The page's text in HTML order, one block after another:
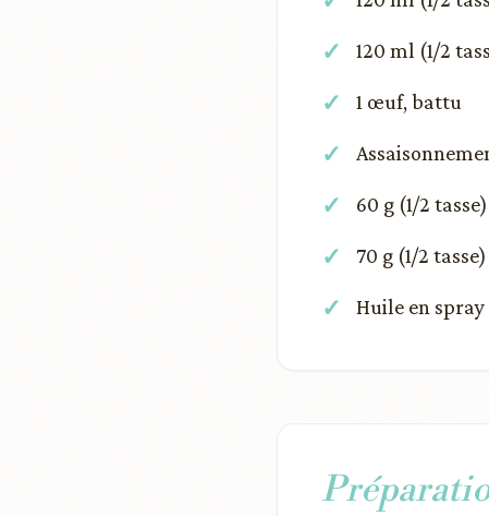
120 ml (1/2
1 œuf, battu
60 g (1/2
70 g (1/2
Huile en spray